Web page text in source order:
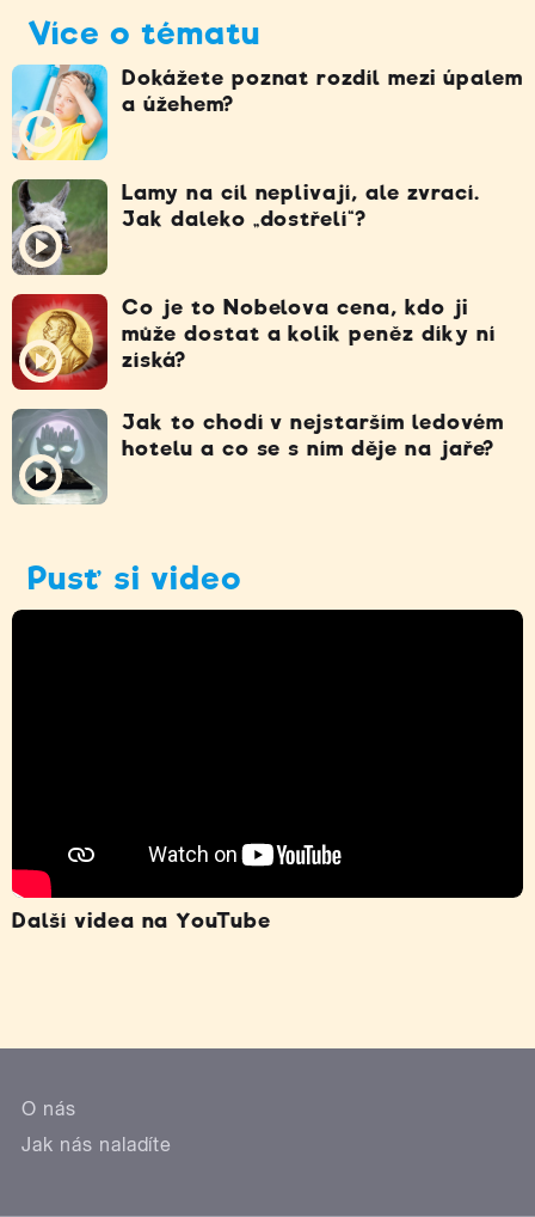
Více o tématu
Dokážete poznat rozdíl mezi úpalem
a úžehem?
Lamy na cíl neplivají, ale zvrací.
Jak daleko „dostřelí“?
Co je to Nobelova cena, kdo ji
může dostat a kolik peněz díky ní
získá?
Jak to chodí v nejstarším ledovém
hotelu a co se s ním děje na jaře?
Pusť si video
Další videa na YouTube
O nás
Jak nás naladíte